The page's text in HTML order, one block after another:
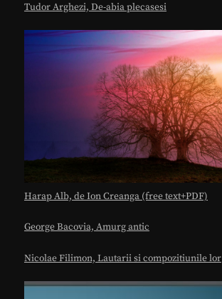
Tudor Arghezi, De-abia plecasesi
Harap Alb, de Ion Creanga (free text+PDF)
George Bacovia, Amurg antic
Nicolae Filimon, Lautarii si compozitiunile lor